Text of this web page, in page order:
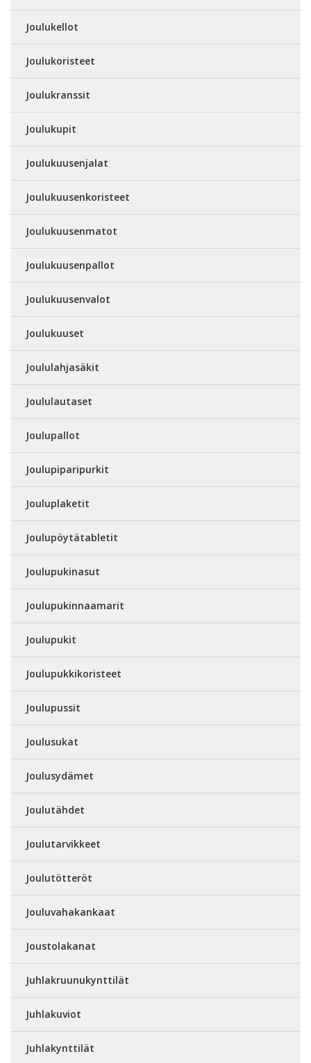
Joulukellot
Joulukoristeet
Joulukranssit
Joulukupit
Joulukuusenjalat
Joulukuusenkoristeet
Joulukuusenmatot
Joulukuusenpallot
Joulukuusenvalot
Joulukuuset
Joululahjasäkit
Joululautaset
Joulupallot
Joulupiparipurkit
Jouluplaketit
Joulupöytätabletit
Joulupukinasut
Joulupukinnaamarit
Joulupukit
Joulupukkikoristeet
Joulupussit
Joulusukat
Joulusydämet
Joulutähdet
Joulutarvikkeet
Joulutötteröt
Jouluvahakankaat
Joustolakanat
Juhlakruunukynttilät
Juhlakuviot
Juhlakynttilät